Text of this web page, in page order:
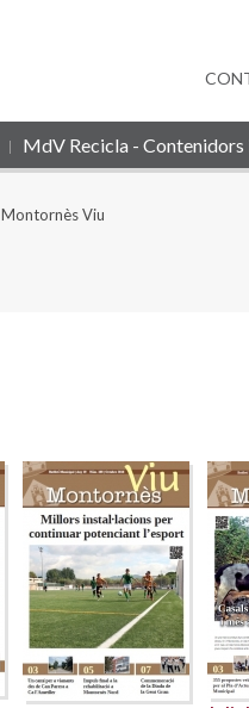
MdV Recicla - Contenidors
Montornès Viu